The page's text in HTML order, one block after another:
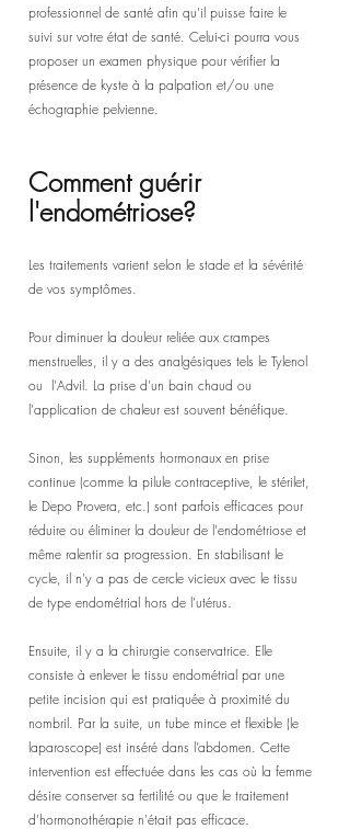
professionnel de santé afin qu'il puisse faire le
suivi sur votre état de santé. Celui-ci pourra vous
proposer un examen physique pour vérifier la
présence de kyste à la palpation et/ou une
échographie pelvienne.
Comment guérir
l'endométriose?
Les traitements varient selon le stade et la sévérité
de vos symptômes.
Pour diminuer la douleur reliée aux crampes
menstruelles, il y a des analgésiques tels le Tylenol
ou  l'Advil. La prise d'un bain chaud ou
l'application de chaleur est souvent bénéfique.
Sinon, les suppléments hormonaux en prise
continue (comme la pilule contraceptive, le stérilet,
le Depo Provera, etc.) sont parfois efficaces pour
réduire ou éliminer la douleur de l'endométriose et
même ralentir sa progression. En stabilisant le
cycle, il n'y a pas de cercle vicieux avec le tissu
de type endométrial hors de l'utérus.
Ensuite, il y a la chirurgie conservatrice. Elle
consiste à enlever le tissu endométrial par une
petite incision qui est pratiquée à proximité du
nombril. Par la suite, un tube mince et flexible (le
laparoscope) est inséré dans l’abdomen. Cette
intervention est effectuée dans les cas où la femme
désire conserver sa fertilité ou que le traitement
d'hormonothérapie n'était pas efficace.